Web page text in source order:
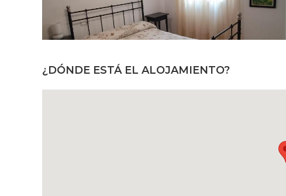
¿DÓNDE ESTÁ EL ALOJAMIENTO?